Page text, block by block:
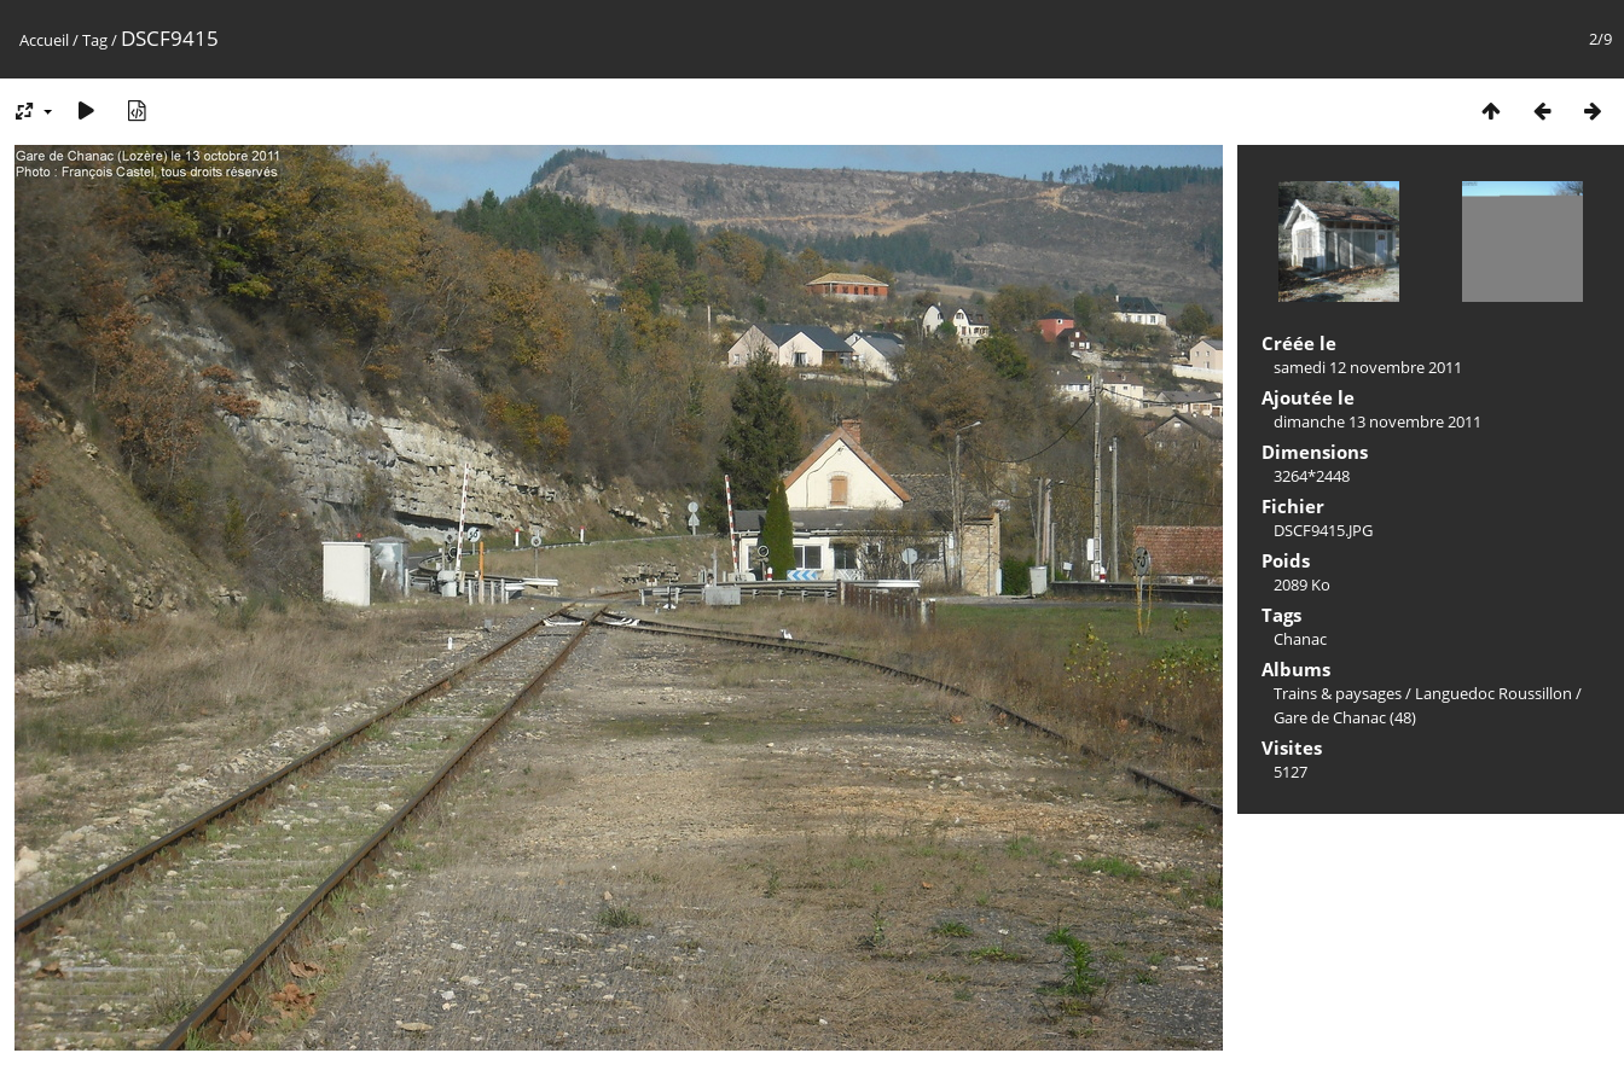
2/9
Accueil/Tag/ DSCF9415
Créée le
samedi 12 novembre 2011
Ajoutée le
dimanche 13 novembre 2011
Dimensions
3264*2448
Fichier
DSCF9415.JPG
Poids
2089 Ko
Tags
Chanac
Albums
Trains & paysages/ Languedoc Roussillon /
Gare de Chanac (48)
Visites
5127